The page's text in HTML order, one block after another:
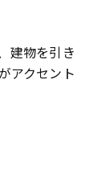
建物を引き
アクセント